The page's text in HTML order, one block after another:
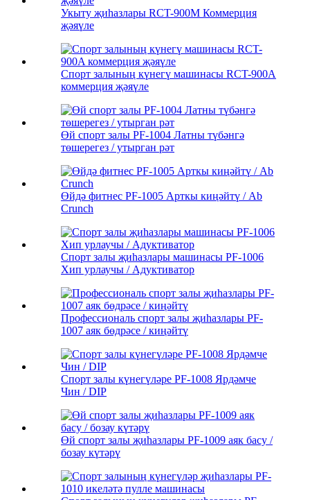
Укыту җиһазлары RCT-900M Коммерция
җәяүле
Спорт залының күнегү машинасы RCT-900A
коммерция җәяүле
Өй спорт залы PF-1004 Латны түбәнгә
төшерегез / утырган рәт
Өйдә фитнес PF-1005 Арткы киңәйтү / Ab
Crunch
Спорт залы җиһазлары машинасы PF-1006
Хип урлаучы / Адуктиватор
Профессиональ спорт залы җиһазлары PF-
1007 аяк бөдрәсе / киңәйтү
Спорт залы күнегүләре PF-1008 Ярдәмче
Чин / DIP
Өй спорт залы җиһазлары PF-1009 аяк басу /
бозау күтәрү